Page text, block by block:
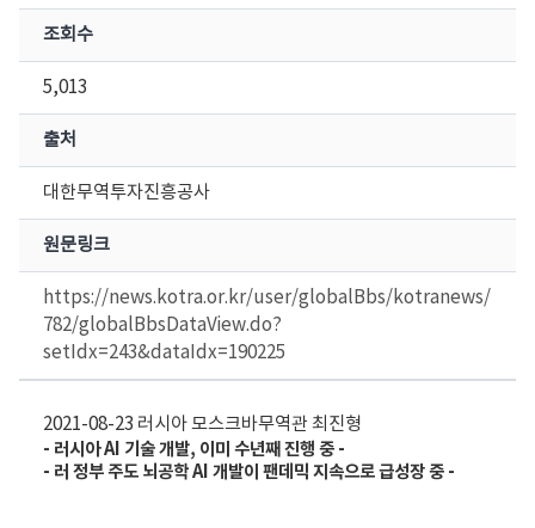
조회수
5,013
출처
대한무역투자진흥공사
원문링크
https://news.kotra.or.kr/user/globalBbs/kotranews/
782/globalBbsDataView.do?
setIdx=243&dataIdx=190225
2021-08-23 러시아모스크바무역관최진형
- 러시아 AI 기술 개발, 이미 수년째 진행 중 -
- 러 정부 주도 뇌공학 AI 개발이 팬데믹 지속으로 급성장 중 -